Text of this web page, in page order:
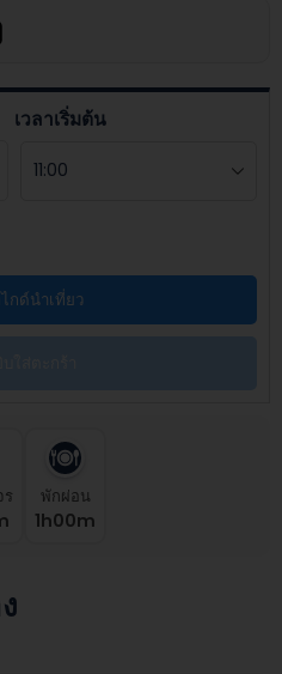
เวลาเริ่มต้น
กด์นำเที่ยว
ร พักผ่อน
1H00M